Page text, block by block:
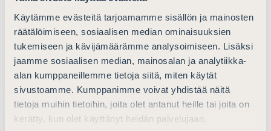
Käytämme evästeitä tarjoamamme sisällön ja mainosten
räätälöimiseen, sosiaalisen median ominaisuuksien
tukemiseen ja kävijämäärämme analysoimiseen. Lisäksi
jaamme sosiaalisen median, mainosalan ja analytiikka-
alan kumppaneillemme tietoja siitä, miten käytät
sivustoamme. Kumppanimme voivat yhdistää näitä
tietoja muihin tietoihin, joita olet antanut heille tai joita on
kerätty, kun olet käyttänyt heidän palvelujaan.
Väärennysaineiston hallussapidosta on nykyään
säädetty rangaistukseksi enintään kuusi kuukautta
vankeutta. Kahden vuoden enimmäisrangaistus on
varsin ankara rangaistus rikoksen tekoon erityisesti
soveltuviin välineisiin liittyvästä valmistelurikoksesta.
Myös Asianajajaliitto kiinnittää tähän epäsuhtaan
huomiota. Oikeuskäytännön yhtenäisyys ja
yhdenvertaisuusperiaatteen toteutuminen lainkäytössä
edellyttävät sitä, että säännösten rangaistusasteikon